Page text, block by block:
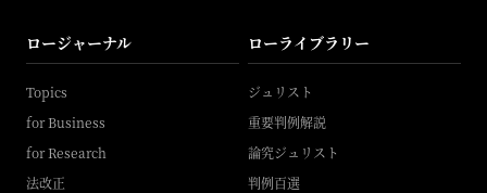
ロージャーナル
Topics
for Business
for Research
法改正
ローライブラリー
ジュリスト
重要判例解説
論究ジュリスト
判例百選